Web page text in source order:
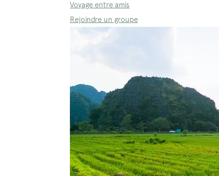
Voyage entre amis
Rejoindre un groupe